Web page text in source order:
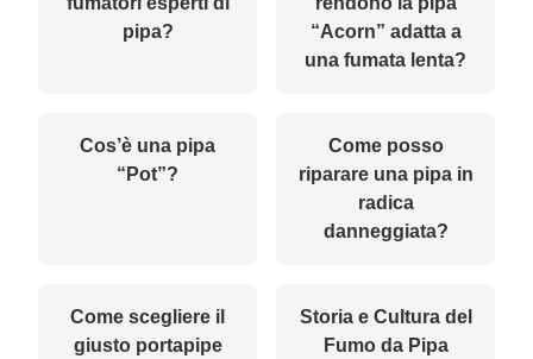
pipa?
“Acorn” adatta a
una fumata lenta?
Cos’è una pipa
“Pot”?
Come posso
riparare una pipa in
radica
danneggiata?
Come scegliere il
giusto portapipe
Storia e Cultura del
Fumo da Pipa